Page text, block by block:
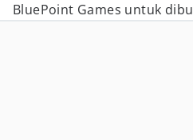
BluePoint Games untuk